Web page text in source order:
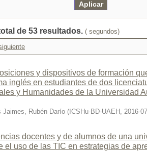
de 53 resultados. ( segundos)
y dispositivos de formación
inglés en estudiantes de dos
y Humanidades de la Universidad
Jaimes, Rubén Darío ( ICSHu-BD-UAEH , 2016-07
docentes y de alumnos de una
el uso de las TIC en estrategias de